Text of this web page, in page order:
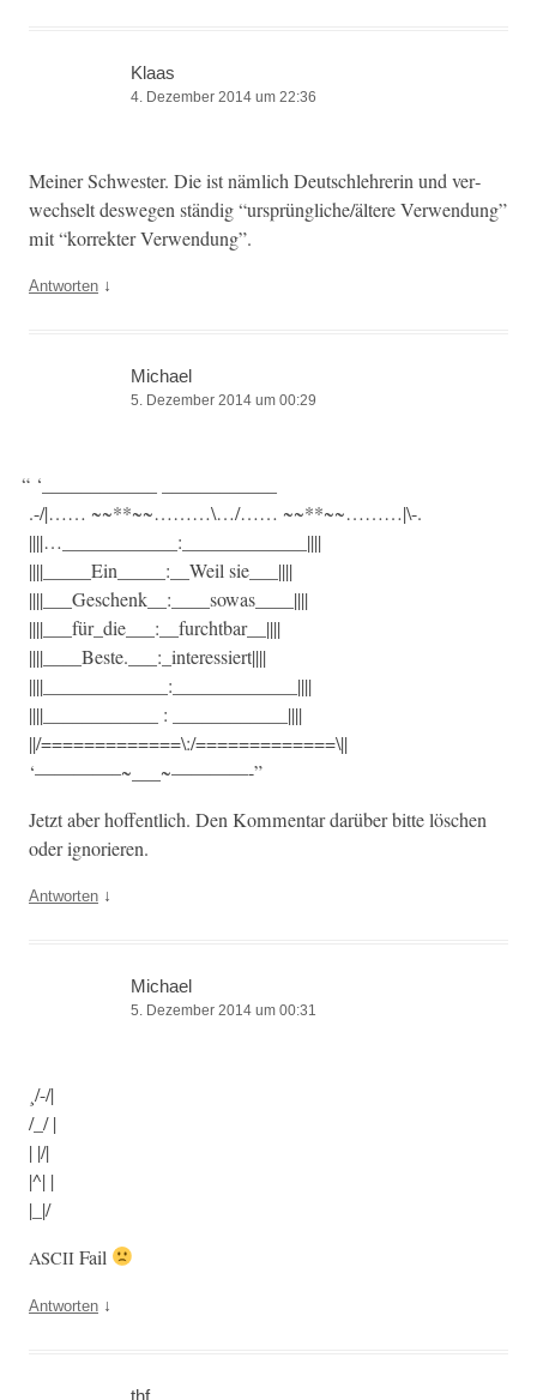
Klaas
4. Dezember 2014 um 22:36
Mein­er Schwest­er. Die ist näm­lich Deutschlehrerin und ver­
wech­selt deswe­gen ständig “ursprüngliche/ältere Ver­wen­dung”
mit “kor­rek­ter Verwendung”.
Antworten ↓
Michael
5. Dezember 2014 um 00:29
“‘____________ ____________
.-/|…… ~~**~~………\…/…… ~~**~~………|\-.
||||…____________:_____________||||
||||_____Ein_____:__Weil sie___||||
||||___Geschenk__:____sowas____||||
||||___für_die___:__furchtbar__||||
||||____Beste.___:_interessiert||||
||||_____________:_____________||||
||||____________ : ____________||||
||/=============\:/=============\||
‘————–~___~————-”
Jet­zt aber hof­fentlich. Den Kom­men­tar darüber bitte löschen
oder ignorieren.
Antworten ↓
Michael
5. Dezember 2014 um 00:31
¸/-/|
/_/ |
| |/|
|^| |
|_|/
ASCII Fail
Antworten ↓
thf